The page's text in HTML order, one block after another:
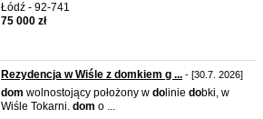
Łódź - 92-741
75 000 zł
Rezydencja w Wiśle z domkiem g ... - [30.7. 2026]
dom wolnostojący położony w do linie dobki, w
Wiśle Tokarni. dom o ...